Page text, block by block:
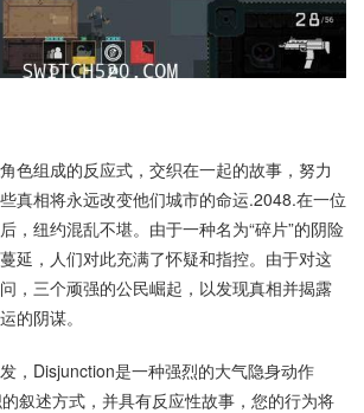
色组成的反应式，交织在一起的故事，努力
真相将永远改变他们城市的命运.2048.在一位
，纽约混乱不堪。由于一种名为“碎片”的阴险
延，人们对此充满了怀疑和指控。由于对这
，三个顽强的公民崛起，以发现真相并揭露
的阴谋。
，Disjunction是一种强烈的大气隐身动作
叙述方式，并具有反应性故事，您的行为将